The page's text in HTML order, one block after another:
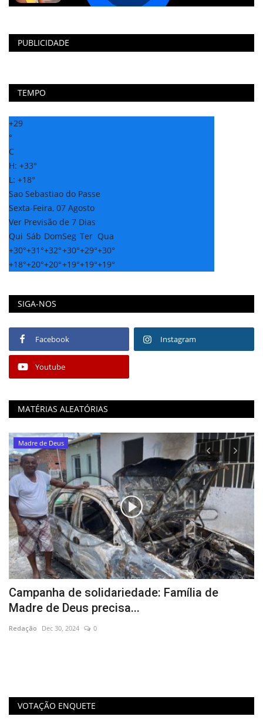
PUBLICIDADE
TEMPO
+29
°
C
H: +33°
L: +18°
Sao Sebastiao do Passe
Sexta-Feira, 07 Agosto
Ver Previsão de 7 Dias
Qui Sáb DomSeg Ter Qua
+30°+31°+32°+30°+29°+30°
+18°+20°+20°+19°+19°+19°
SIGA-NOS
Facebook Instagram
Youtube
MATÉRIAS ALEATÓRIAS
Madre de Deus
Campanha de solidariedade: Família de
Madre de Deus precisa...
Redação Dec 30, 2024 0
VOTAÇÃO ENQUETE